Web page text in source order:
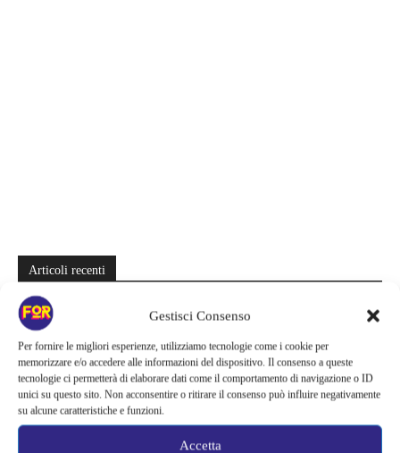
Gestisci Consenso
Per fornire le migliori esperienze, utilizziamo tecnologie come i cookie per
memorizzare e/o accedere alle informazioni del dispositivo. Il consenso a queste
tecnologie ci permetterà di elaborare dati come il comportamento di navigazione o ID
unici su questo sito. Non acconsentire o ritirare il consenso può influire negativamente
su alcune caratteristiche e funzioni.
Accetta
Articoli recenti
La paura dell’altezza torna al cinema | Il sequel di Fall cambia
scenario: una nuova sfida senza via di fuga
Sony ferma i film sui personaggi di Spider-Man, nessun nuovo
progetto è in sviluppo: cosa resta dell’esperimento
Netflix saluta 16 titoli ad agosto 2026 | 3 serie e 13 film lasciano il